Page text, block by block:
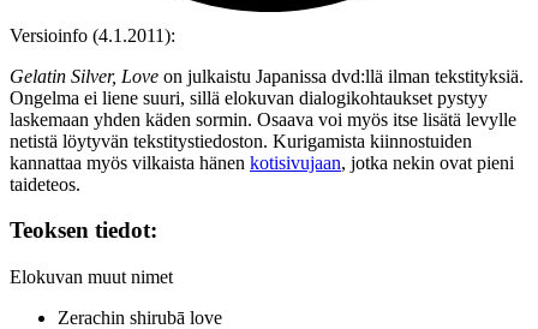
Versioinfo (4.1.2011):
Gelatin Silver, Love on julkaistu Japanissa dvd:llä ilman tekstityksiä.
Ongelma ei liene suuri, sillä elokuvan dialogikohtaukset pystyy
laskemaan yhden käden sormin. Osaava voi myös itse lisätä levylle
netistä löytyvän tekstitystiedoston. Kurigamista kiinnostuiden
kannattaa myös vilkaista hänen kotisivujaan, jotka nekin ovat pieni
taideteos.
Teoksen tiedot:
Elokuvan muut nimet
Zerachin shirubā love